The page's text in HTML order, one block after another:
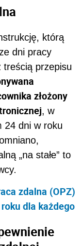
którą
dni pracy
treścią przepisu
złożony
, w
24 dni w roku
„na stałe” to
zdalna (OPZ)
dla każdego